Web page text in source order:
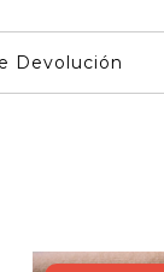
Devolución